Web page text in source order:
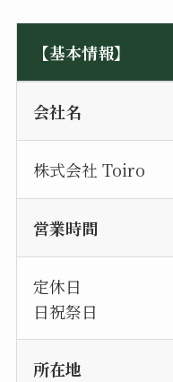
【基本情報】
会社名
株式会社 Toiro
営業時間
定休日
日祝祭日
所在地